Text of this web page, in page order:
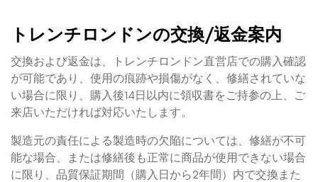
トレンチロンドンの交換/返金案内
交換および返金は、トレンチロンドン直営店での購入確認
が可能であり、使用の痕跡や損傷がなく、修繕されていな
い場合に限り、購入後14日以内に領収書をご持参の上、ご
来店いただければ対応いたします。
製造元の責任による製造時の欠陥については、修繕が不可
能な場合、または修繕後も正常に商品が使用できない場合
に限り、品質保証期間（購入日から2年間）内で交換また